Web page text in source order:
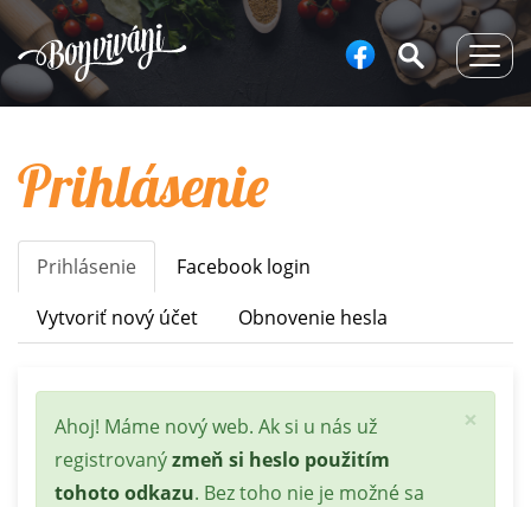
Prihlásenie
Primary
tabs
Prihlásenie (aktívna
karta)
Facebook login
Vytvoriť nový účet
Obnovenie hesla
×
Stavová
správa
Ahoj! Máme nový web. Ak si u nás už
registrovanýzmeň si heslo použitím
tohoto odkazu. Bez toho nie je možné sa